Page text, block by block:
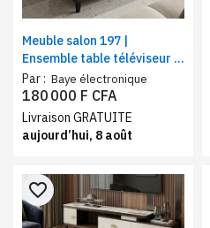
Meuble salon 197 |
Ensemble table téléviseur +
table basse
Par : Baye électronique
180 000 F CFA
Livraison GRATUITE
aujourd’hui, 8 août
favorite_border